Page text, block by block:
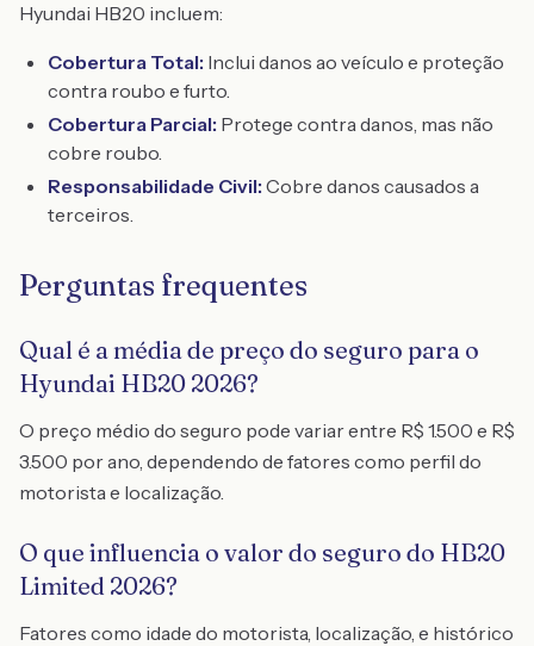
Hyundai HB20 incluem:
Cobertura Total: Inclui danos ao veículo e proteção
contra roubo e furto.
Cobertura Parcial: Protege contra danos, mas não
cobre roubo.
Responsabilidade Civil: Cobre danos causados a
terceiros.
Perguntas frequentes
Qual é a média de preço do seguro para o
Hyundai HB20 2026?
O preço médio do seguro pode variar entre R$ 1.500 e R$
3.500 por ano, dependendo de fatores como perfil do
motorista e localização.
O que influencia o valor do seguro do HB20
Limited 2026?
Fatores como idade do motorista, localização, e histórico